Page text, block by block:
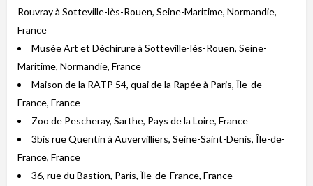
Rouvray à Sotteville-lès-Rouen, Seine-Maritime, Normandie,
France
Musée Art et Déchirure à Sotteville-lès-Rouen, Seine-
Maritime, Normandie, France
Maison de la RATP 54, quai de la Rapée à Paris, Île-de-
France, France
Zoo de Pescheray, Sarthe, Pays de la Loire, France
3bis rue Quentin à Auvervilliers, Seine-Saint-Denis, Île-de-
France, France
36, rue du Bastion, Paris, Île-de-France, France